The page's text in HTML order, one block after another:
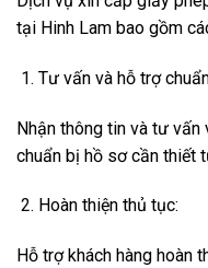
tại Hinh Lam bao gồm
Tư vấn và hỗ trợ
Nhận thông tin và tư vấn
chuẩn bị hồ sơ cần thiết
Hoàn thiện thủ tục:
Hỗ trợ khách hàng hoàn